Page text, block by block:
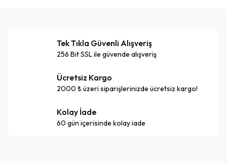
Tek Tıkla Güvenli Alışveriş
256 Bit SSL ile güvende alışveriş
Ücretsiz Kargo
2000 ₺ üzeri siparişlerinizde ücretsiz kargo!
Kolay İade
60 gün içerisinde kolay iade